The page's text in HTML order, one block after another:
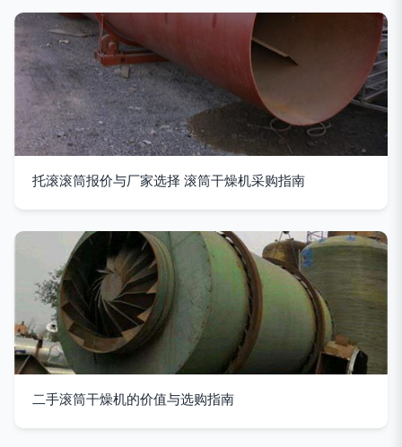
托滚滚筒报价与厂家选择 滚筒干燥机采购指南
二手滚筒干燥机的价值与选购指南